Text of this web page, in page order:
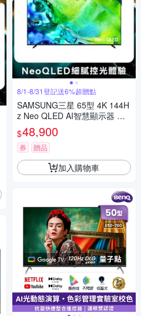
8/1-8/31登記送6%超贈點
SAMSUNG三星 65型 4K 144H
z Neo QLED AI智慧顯示器 QA
65QN80HAXXZW 含基本安裝
$48,900
券 贈品
加入購物車